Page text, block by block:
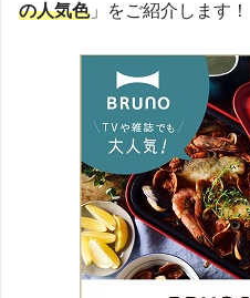
の人気色」をご紹介します！